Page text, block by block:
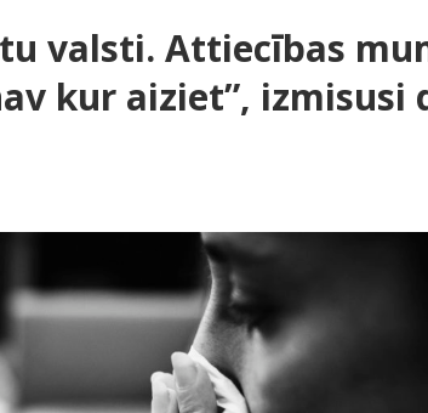
valsti. Attiecības
kur aiziet”, izmisusi